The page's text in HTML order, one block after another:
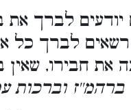
יודעים לברך
לברך כל
את חבירו,
ברהמ''ז וברכות